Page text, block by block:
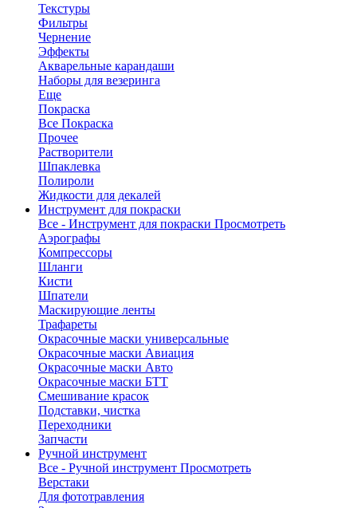
Текстуры
Фильтры
Чернение
Эффекты
Акварельные карандаши
Наборы для везеринга
Еще
Покраска
Все Покраска
Прочее
Растворители
Шпаклевка
Полироли
Жидкости для декалей
Инструмент для покраски
Все - Инструмент для покраски Просмотреть
Аэрографы
Компрессоры
Шланги
Кисти
Шпатели
Маскирующие ленты
Трафареты
Окрасочные маски универсальные
Окрасочные маски Авиация
Окрасочные маски Авто
Окрасочные маски БТТ
Смешивание красок
Подставки, чистка
Переходники
Запчасти
Ручной инструмент
Все - Ручной инструмент Просмотреть
Верстаки
Для фототравления